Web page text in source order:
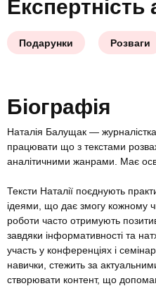
Експертність
Подарунки Розваги
Біографія
Наталія Балущак —
працювати що з текстами
аналітичними жанрами. Має
Тексти Наталії поєднують
ідеями, що дає змогу кожному
роботи часто отримують
завдяки інформативності та
участь у конференціях і
навички, стежить за
створювати контент, що